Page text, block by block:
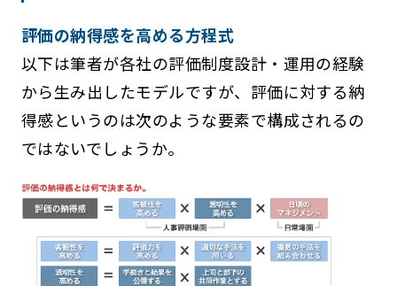
評価の納得感を高める方程式
以下は筆者が各社の評価制度設計・運用の経験
から生み出したモデルですが、評価に対する納
得感というのは次のような要素で構成されるの
ではないでしょうか。